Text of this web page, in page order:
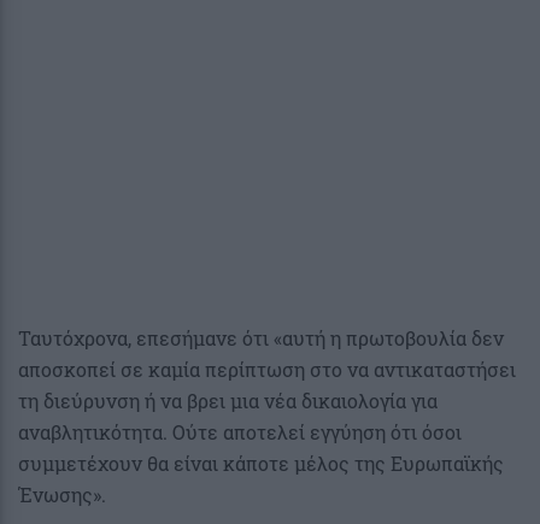
Ταυτόχρονα, επεσήμανε ότι «αυτή η πρωτοβουλία δεν
αποσκοπεί σε καμία περίπτωση στο να αντικαταστήσει
τη διεύρυνση ή να βρει μια νέα δικαιολογία για
αναβλητικότητα. Ούτε αποτελεί εγγύηση ότι όσοι
συμμετέχουν θα είναι κάποτε μέλος της Ευρωπαϊκής
Ένωσης».